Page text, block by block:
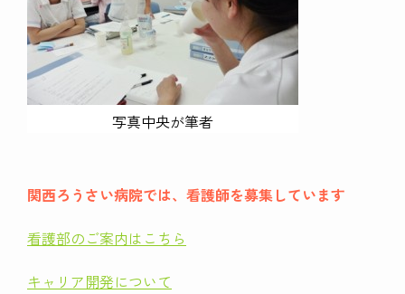
写真中央が筆者
関西ろうさい病院では、看護師を募集しています
看護部のご案内はこちら
キャリア開発について